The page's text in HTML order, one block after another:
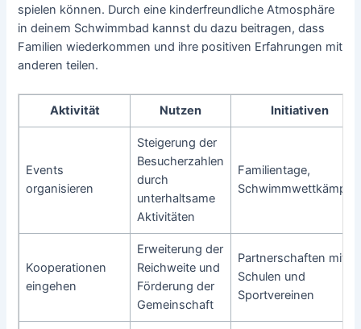
spielen können. Durch eine kinderfreundliche Atmosphäre
in deinem Schwimmbad kannst du dazu beitragen, dass
Familien wiederkommen und ihre positiven Erfahrungen mit
anderen teilen.
Aktivität Nutzen Initiativen
Events
organisieren
Steigerung der
Besucherzahlen
durch
unterhaltsame
Aktivitäten
Familientage,
Schwimmwettkämpfe
Kooperationen
eingehen
Erweiterung der
Reichweite und
Förderung der
Gemeinschaft
Partnerschaften mit
Schulen und
Sportvereinen